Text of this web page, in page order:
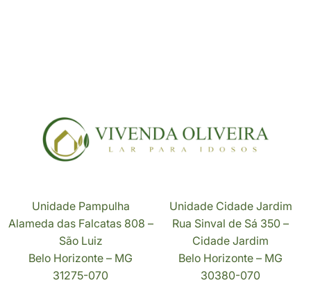
Unidade Pampulha
Alameda das Falcatas 808 –
São Luiz
Belo Horizonte – MG
31275-070
Unidade Cidade Jardim
Rua Sinval de Sá 350 –
Cidade Jardim
Belo Horizonte – MG
30380-070